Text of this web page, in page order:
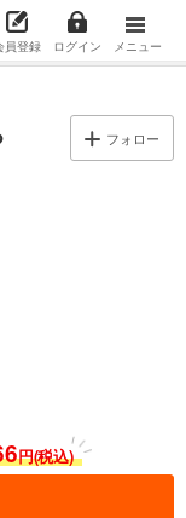
員登録 ログイン メニュー
フォロー
円(税込)